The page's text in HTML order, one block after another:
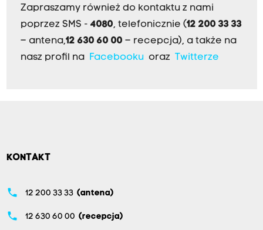
Zapraszamy również do kontaktu z nami
poprzez SMS - 4080, telefonicznie (12 200 33 33
– antena,12 630 60 00 – recepcja), a także na
nasz profil na
Facebookuoraz Twitterze
KONTAKT
phone 12 200 33 33 (antena)
phone 12 630 60 00 (recepcja)